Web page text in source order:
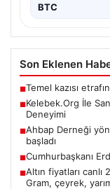
BTC
Son Eklenen
■Temel kazısı
■Kelebek.Org İle
Deneyimi
■Ahbap Derneği
başladı
■Cumhurbaşkanı
■Altın fiyatları
Gram, çeyrek,